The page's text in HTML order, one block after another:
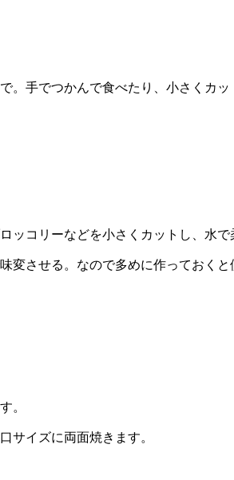
。手でつかんで食べたり、小さくカッ
ッコリーなどを小さくカットし、水で
変させる。なので多めに作っておくと
。
サイズに両面焼きます。